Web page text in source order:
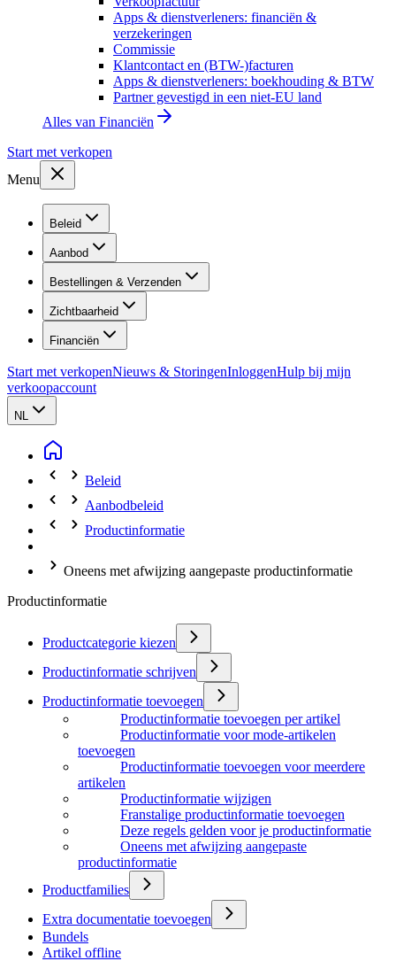
Apps & dienstverleners: financiën &
verzekeringen
Commissie
Klantcontact en (BTW-)facturen
Apps & dienstverleners: boekhouding & BTW
Partner gevestigd in een niet-EU land
Alles van Financiën
Start met verkopen
Menu
Beleid
Aanbod
Bestellingen & Verzenden
Zichtbaarheid
Financiën
Start met verkopenNieuws & StoringenInloggenHulp bij mijn
verkoopaccount
NL
Beleid
Aanbodbeleid
Productinformatie
Oneens met afwijzing aangepaste productinformatie
Productinformatie
Productcategorie kiezen
Productinformatie schrijven
Productinformatie toevoegen
Productinformatie toevoegen per artikel
Productinformatie voor mode-artikelen
toevoegen
Productinformatie toevoegen voor meerdere
artikelen
Productinformatie wijzigen
Franstalige productinformatie toevoegen
Deze regels gelden voor je productinformatie
Oneens met afwijzing aangepaste
productinformatie
Productfamilies
Extra documentatie toevoegen
Bundels
Artikel offline